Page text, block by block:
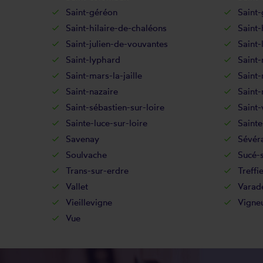
Saint-géréon
Saint-hilaire-de-chaléons
Saint-julien-de-vouvantes
Saint-lyphard
Saint-mars-la-jaille
Saint-nazaire
Saint-sébastien-sur-loire
Sainte-luce-sur-loire
Savenay
Soulvache
Trans-sur-erdre
Vallet
Vieillevigne
Vue